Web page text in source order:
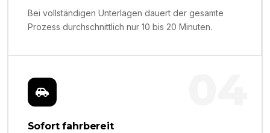
Bei vollständigen Unterlagen dauert der gesamte
Prozess durchschnittlich nur 10 bis 20 Minuten.
Sofort fahrbereit